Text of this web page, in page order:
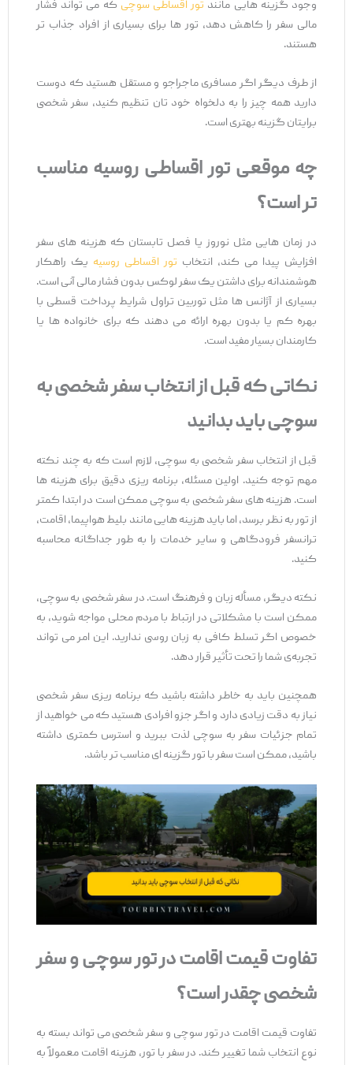
وجود گزینه ‌هایی مانندتور اقساطی سوچیکه می ‌تواند فشار
مالی سفر را کاهش دهد، تور ها برای بسیاری از افراد جذاب ‌تر
هستند.
از طرف دیگر اگر مسافری ماجراجو و مستقل هستید که دوست
دارید همه چیز را به دلخواه خود تان تنظیم کنید، سفر شخصی
برایتان گزینه بهتری است.
چه موقعی تور اقساطی روسیه مناسب
‌تر است؟
در زمان ‌هایی مثل نوروز یا فصل تابستان که هزینه ‌های سفر
افزایش پیدا می‌ کند، انتخابتور اقساطی روسیهیک راهکار
هوشمندانه برای داشتن یک سفر لوکس بدون فشار مالی آنی است.
بسیاری از آژانس ‌ها مثل توربین تراول شرایط پرداخت قسطی با
بهره کم یا بدون بهره ارائه می ‌دهند که برای خانواده‌ ها یا
کارمندان بسیار مفید است.
نکاتی که قبل از انتخاب سفر شخصی به
سوچی باید بدانید
قبل از انتخاب سفر شخصی به سوچی، لازم است که به چند نکته
مهم توجه کنید. اولین مسئله، برنامه ‌ریزی دقیق برای هزینه‌ ها
است. هزینه ‌های سفر شخصی به سوچی ممکن است در ابتدا کمتر
از تور به نظر برسد، اما باید هزینه‌ هایی مانند بلیط هواپیما، اقامت،
ترانسفر فرودگاهی و سایر خدمات را به طور جداگانه محاسبه
کنید.
نکته دیگر، مسأله زبان و فرهنگ است. در سفر شخصی به سوچی،
ممکن است با مشکلاتی در ارتباط با مردم محلی مواجه شوید، به
خصوص اگر تسلط کافی به زبان روسی ندارید. این امر می ‌تواند
تجربه‌ی شما را تحت تأثیر قرار دهد.
همچنین باید به خاطر داشته باشید که برنامه‌ ریزی سفر شخصی
نیاز به دقت زیادی دارد و اگر جزو افرادی هستید که می ‌خواهید از
تمام جزئیات سفر به سوچی لذت ببرید و استرس کمتری داشته
باشید، ممکن است سفر با تور گزینه ‌ای مناسب ‌تر باشد.
تفاوت قیمت اقامت در تور سوچی و سفر
شخصی چقدر است؟
تفاوت قیمت اقامت در تور سوچی و سفر شخصی می ‌تواند بسته به
نوع انتخاب شما تغییر کند. در سفر با تور، هزینه اقامت معمولاً به‌